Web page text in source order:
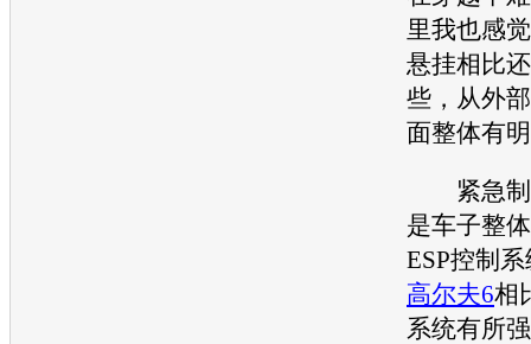
里我也感
悬挂相比
些，从外
面整体有
紧急制
是车子整
ESP控制
高尔夫6相
系统有所